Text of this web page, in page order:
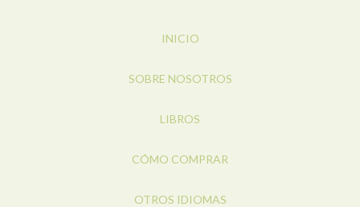
INICIO
SOBRE NOSOTROS
LIBROS
CÓMO COMPRAR
OTROS IDIOMAS